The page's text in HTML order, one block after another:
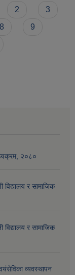
2
3
8
9
२०८०
विद्यालय र सामाजिक
विद्यालय र सामाजिक
व्यवस्थापन